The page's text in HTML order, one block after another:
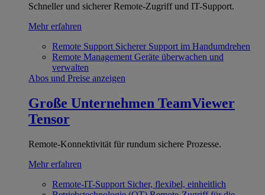
Schneller und sicherer Remote-Zugriff und IT-Support.
Mehr erfahren
Remote Support Sicherer Support im Handumdrehen
Remote Management Geräte überwachen und
verwalten
Abos und Preise anzeigen
Große Unternehmen TeamViewer
Tensor
Remote-Konnektivität für rundum sichere Prozesse.
Mehr erfahren
Remote-IT-Support Sicher, flexibel, einheitlich